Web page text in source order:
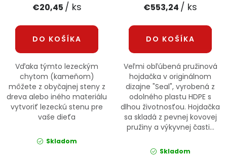
€20,45 / ks
DO KOŠÍKA
Vďaka týmto lezeckým
chytom (kameňom)
môžete z obyčajnej steny z
dreva alebo iného materiálu
vytvoriť lezeckú stenu pre
vaše dieťa
Skladom
€553,24 / ks
DO KOŠÍKA
Veľmi obľúbená pružinová
hojdačka v originálnom
dizajne "Seal", vyrobená z
odolného plastu HDPE s
dlhou životnosťou. Hojdačka
sa skladá z pevnej kovovej
pružiny a výkyvnej časti...
Skladom